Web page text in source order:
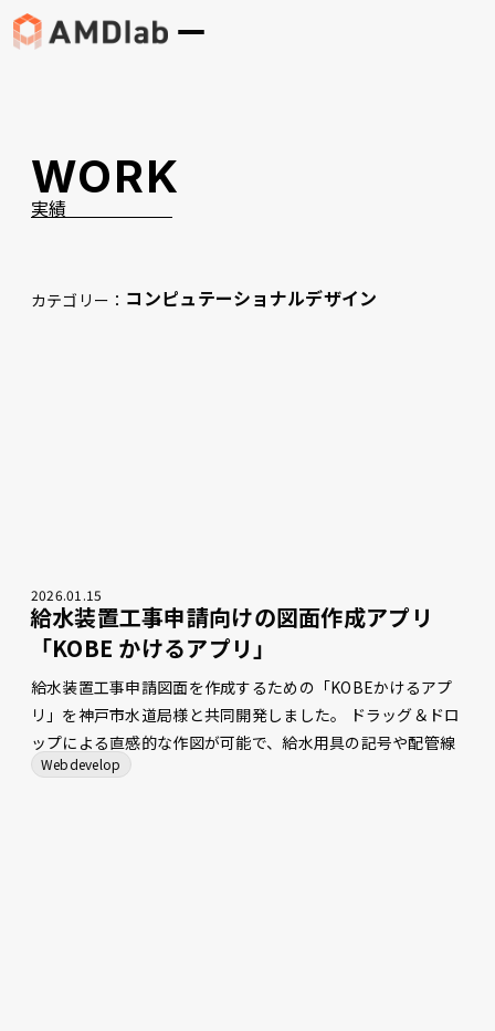
WORK
実績
カテゴリー： コンピュテーショナルデザイン
2026.01 .15
給水装置工事申請向けの図面作成アプリ
「KOBE かけるアプリ」
給水装置工事申請図面を作成するための「KOBEかけるアプ
リ」を神戸市水道局様と共同開発しました。 ドラッグ＆ドロ
ップによる直感的な作図が可能で、給水用具の記号や配管線
をルールに沿って配置します。 平面図からヘッダー詳細図、
Webdevelop